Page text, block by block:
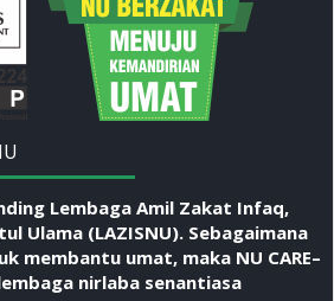
Lembaga Amil Zakat Infaq,
Ulama (LAZISNU). Sebagaimana
membantu umat, maka NU CARE–
nirlaba senantiasa